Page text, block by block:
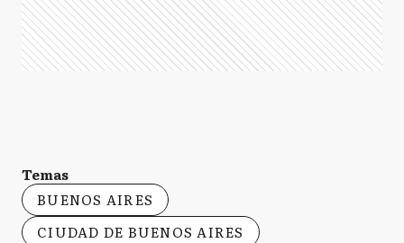
Temas
BUENOS AIRES
CIUDAD DE BUENOS AIRES